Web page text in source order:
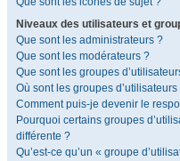
Niveaux des utilisateurs et
Que sont les administrateurs ?
Que sont les modérateurs ?
Que sont les groupes
Où sont les groupes
Comment puis-je devenir le
Pourquoi certains groupes
différente ?
Qu’est-ce qu’un « groupe